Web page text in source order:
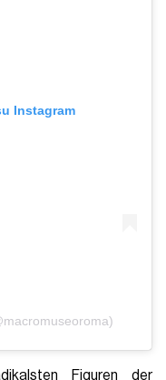
Instagram
Figuren der